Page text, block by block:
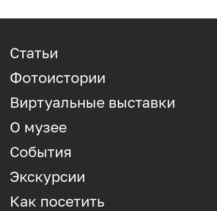
Статьи
Фотоистории
Виртуальные выставки
О музее
События
Экскурсии
Как посетить